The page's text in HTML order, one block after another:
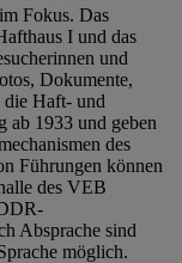
Fokus. Das
I und das
und
Dokumente,
die Haft- und
ab 1933 und geben
des
Führungen können
des VEB
Absprache sind
möglich.